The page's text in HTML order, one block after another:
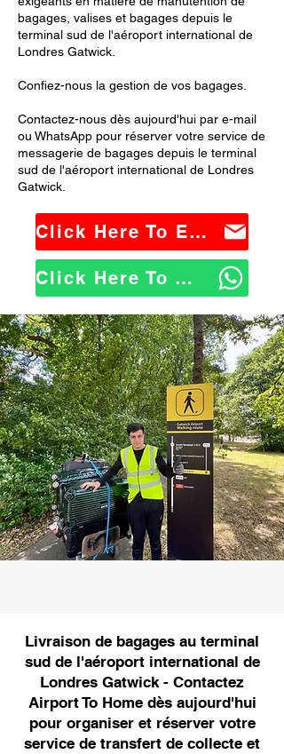
bagages, valises et bagages depuis le
terminal sud de l'aéroport international de
Londres Gatwick.
Confiez-nous la gestion de vos bagages.
Contactez-nous dès aujourd'hui par e-mail
ou WhatsApp pour réserver votre service de
messagerie de bagages depuis le terminal
sud de l'aéroport international de Londres
Gatwick.
Click Here To Email Us
Click Here To WhatsApp Us
Livraison de bagages au terminal
sud de l'aéroport international de
Londres Gatwick - Contactez
Airport To Home dès aujourd'hui
pour organiser et réserver votre
service de transfert de collecte et